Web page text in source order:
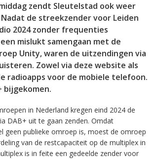
zendt Sleutelstad ook weer
de streekzender voor Leiden
2024 zonder frequenties
mislukt samengaan met de
Unity, waren de uitzendingen via
Zowel via deze website als
radioapps voor de mobiele telefoon.
bijgekomen.
in Nederland kregen eind 2024 de
DAB+ uit te gaan zenden. Omdat
geen publieke omroep is, moest de omroep
van de restcapaciteit op de multiplex in
is in feite een gedeelde zender voor